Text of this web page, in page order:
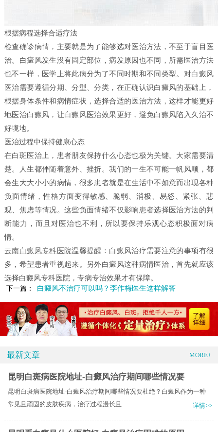
根据病程选择合适疗法
检查确诊病情，主要就是为了能够选对医治方法，不至于盲目医
治。白癜风发生没有固定部位，病发原因也不同，所需医治方法
也不一样，医学上将此病分为了不同时期和不同类型。对白癜风
医治需要遵循分期、分型、分类，在正确认识白癜风的基础上，
根据身体条件和病情症状，选择合适的医治方法，这样才能更好
地医治白癜风，让白癜风医治效果更好，避免白癜风陷入久治不
好境地。
医治过程中保持健康心态
在白斑医治上，患者朋友保持什么心态也极为关键。大家需要清
楚。人生都伴随着意外、挫折。我们的一生不可能一帆风顺，都
会生大大小小的病情，很多患者就是在生活中不如意而出现各种
负面情绪，性格方面变得敏感、脆弱、消极、易怒、紧张、悲
观、焦虑等情况。这些负面情绪不仅影响患者选择医治方法的判
断能力，而且对医治也不利，所以要保持乐观心态积极面对病
情。
云南白癜风专科医院温馨提醒：白癜风治疗需要注意的事项有很
多，希望患者重视起来。另外白癜风这种病情医治，首先就应该
选择白癜风专科医院，专病专治效果才有保障。
下一篇： 白癜风不治疗可以吗？李作梅医生这样解答
最新文章 MORE+
昆明白斑病医院地址-白癜风治疗期间哪些情况要
昆明白斑病医院地址-白癜风治疗期间哪些情况要杜绝？白癜风作为一种
常见且顽固的皮肤疾病，治疗过程漫长且.....
详情>>